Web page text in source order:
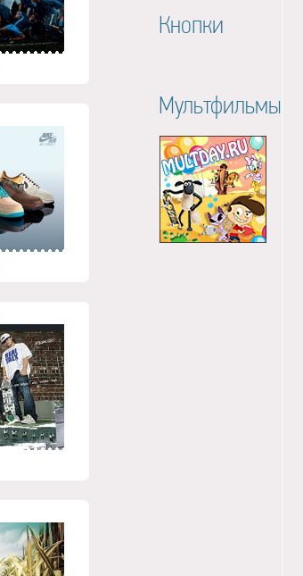
Кнопки
Мультфильмы